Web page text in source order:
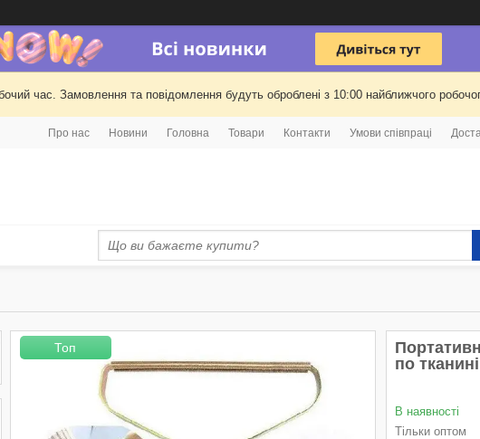
час. Замовлення та повідомлення будуть оброблені з 10:00 найближчого
Про нас Новини Головна Товари Контакти Умови співпраці
Топ
по тканині
В наявності
Тільки оптом